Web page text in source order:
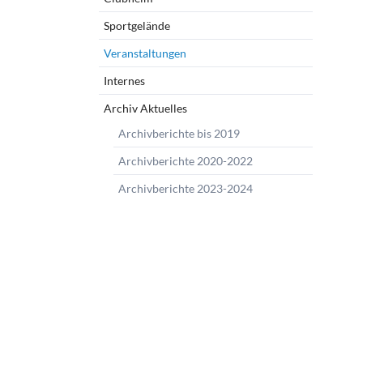
Sportgelände
Veranstaltungen
Internes
Archiv Aktuelles
Archivberichte bis 2019
Archivberichte 2020-2022
Archivberichte 2023-2024